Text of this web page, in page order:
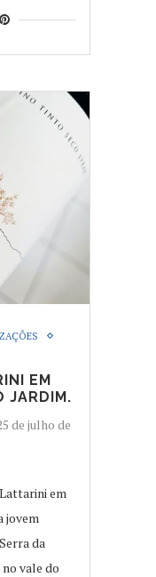
EM
JARDIM.
de julho de
em
jovem
da
vale do